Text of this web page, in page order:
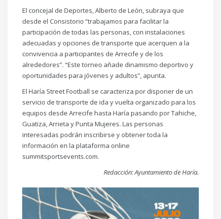
El concejal de Deportes, Alberto de León, subraya que
desde el Consistorio “trabajamos para facilitar la
participación de todas las personas, con instalaciones
adecuadas y opciones de transporte que acerquen a la
convivencia a participantes de Arrecife y de los
alrededores”. “Este torneo añade dinamismo deportivo y
oportunidades para jóvenes y adultos”, apunta.
El Haría Street Football se caracteriza por disponer de un
servicio de transporte de ida y vuelta organizado para los
equipos desde Arrecife hasta Haría pasando por Tahiche,
Guatiza, Arrieta y Punta Mujeres. Las personas
interesadas podrán inscribirse y obtener toda la
información en la plataforma online
summitsportsevents.com.
Redacción: Ayuntamiento de Haría.